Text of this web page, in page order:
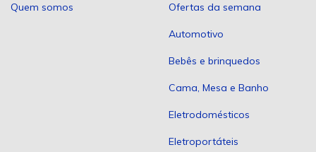
Quem somos Ofertas da semana
Automotivo
Bebês e brinquedos
Cama, Mesa e Banho
Eletrodomésticos
Eletroportáteis